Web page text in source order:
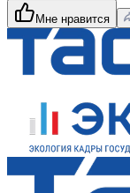
Мне нравится